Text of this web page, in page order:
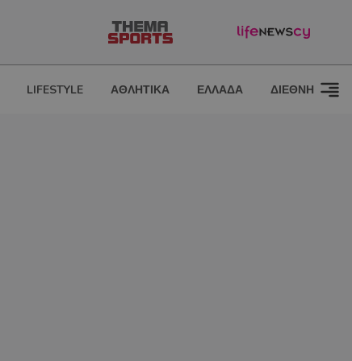
LIFESTYLE ΑΘΛΗΤΙΚΑ ΕΛΛΑΔΑ ΔΙΕΘΝΗ